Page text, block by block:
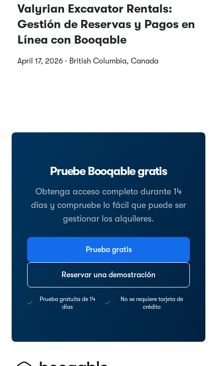
Valyrian Excavator Rentals:
Gestión de Reservas y Pagos en
Línea con Booqable
April 17, 2026 · British Columbia, Canada
Pruebe Booqable gratis
Obtenga acceso completo durante 14
días y compruebe lo fácil que puede ser
gestionar los alquileres.
Prueba gratis
Reservar una demostración
Prueba gratuita de 14
días
No se requiere tarjeta de
crédito